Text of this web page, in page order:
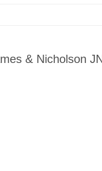
& Nicholson